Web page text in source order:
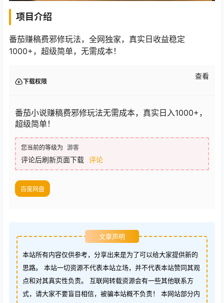
项目介绍
番茄赚稿费邪修玩法，全网独家，真实日收益稳定
1000+，超级简单，无需成本！
下载权限
查看
番茄小说赚稿费邪修玩法无需成本，真实日入1000+，
超级简单！
您当前的等级为 游客
评论后刷新页面下载 评论
百度网盘
文章声明
本站所有内容仅供参考，分享出来是为了可以给大家提供新的
思路。 本站一切资源不代表本站立场，并不代表本站赞同其观
点和对其真实性负责。 互联网转载资源会有一些其他联系方
式，请大家不要盲目相信，被骗本站概不负责！ 本网站部分内